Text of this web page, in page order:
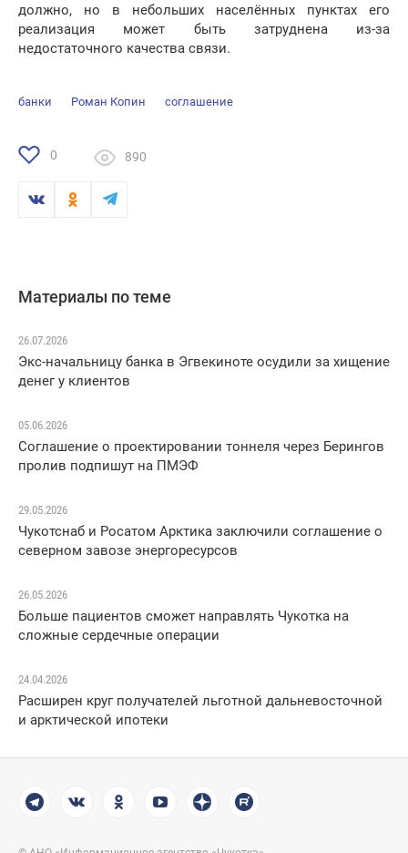
должно, но в небольших населённых пунктах его
реализация может быть затруднена из-за
недостаточного качества связи.
банки Роман Копин соглашение
0 890
Материалы по теме
26.07.2026
Экс-начальницу банка в Эгвекиноте осудили за хищение
денег у клиентов
05.06.2026
Соглашение о проектировании тоннеля через Берингов
пролив подпишут на ПМЭФ
29.05.2026
Чукотснаб и Росатом Арктика заключили соглашение о
северном завозе энергоресурсов
26.05.2026
Больше пациентов сможет направлять Чукотка на
сложные сердечные операции
24.04.2026
Расширен круг получателей льготной дальневосточной
и арктической ипотеки